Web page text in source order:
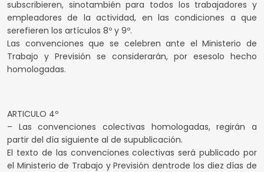
subscribieren, sinotambién para todos los trabajadores y
empleadores de la actividad, en las condiciones a que
serefieren los artículos 8º y 9º.
Las convenciones que se celebren ante el Ministerio de
Trabajo y Previsión se considerarán, por esesolo hecho
homologadas.
ARTICULO 4º
– Las convenciones colectivas homologadas, regirán a
partir del día siguiente al de supublicación.
El texto de las convenciones colectivas será publicado por
el Ministerio de Trabajo y Previsión dentrode los diez días de